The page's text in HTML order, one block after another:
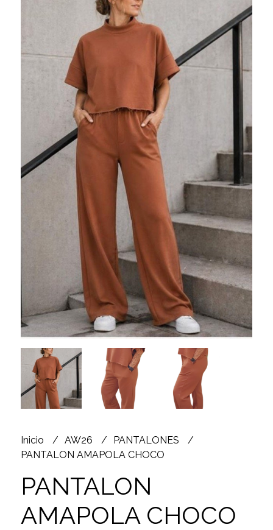
Inicio AW26
PANTALONES
PANTALON AMAPOLA CHOCO
PANTALON
AMAPOLA CHOCO